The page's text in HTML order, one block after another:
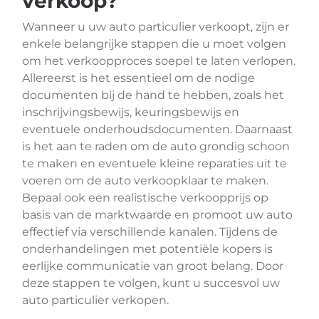
Wanneer u uw auto particulier verkoopt, zijn er
enkele belangrijke stappen die u moet volgen
om het verkoopproces soepel te laten verlopen.
Allereerst is het essentieel om de nodige
documenten bij de hand te hebben, zoals het
inschrijvingsbewijs, keuringsbewijs en
eventuele onderhoudsdocumenten. Daarnaast
is het aan te raden om de auto grondig schoon
te maken en eventuele kleine reparaties uit te
voeren om de auto verkoopklaar te maken.
Bepaal ook een realistische verkoopprijs op
basis van de marktwaarde en promoot uw auto
effectief via verschillende kanalen. Tijdens de
onderhandelingen met potentiële kopers is
eerlijke communicatie van groot belang. Door
deze stappen te volgen, kunt u succesvol uw
auto particulier verkopen.